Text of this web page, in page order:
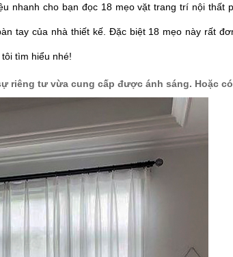
nhanh cho bạn đọc 18 mẹo vặt trang trí nội thất
tay của nhà thiết kế. Đặc biệt 18 mẹo này rất
tìm hiểu nhé!